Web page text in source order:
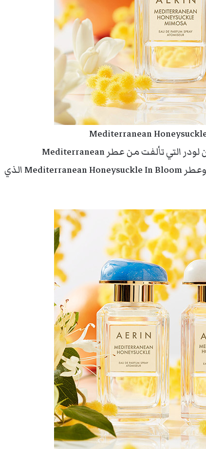
يأتي العطر كتتويج لسلسلة عطور ايرين لودر التي تألفت من عطر Mediterranean
Honeysuckle الذي صدر في عام 2015 وعطر Mediterranean Honeysuckle In Bloom الذي